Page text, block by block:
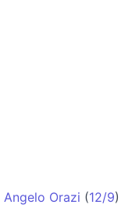
Angelo Orazi (12/9)